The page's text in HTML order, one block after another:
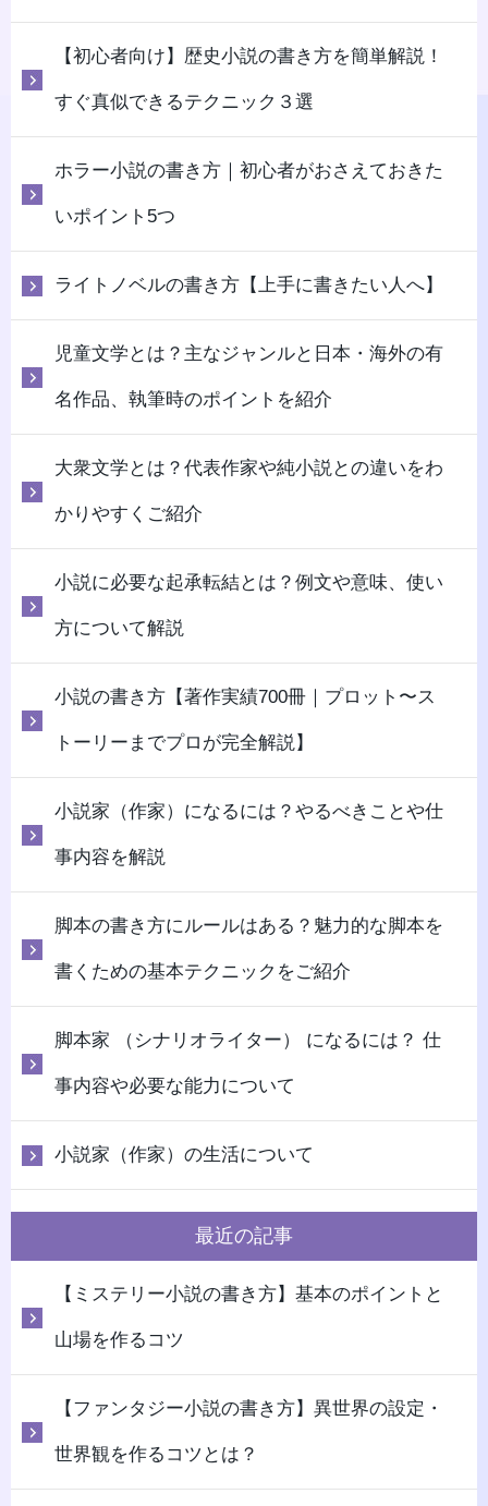
【初心者向け】歴史小説の書き方を簡単解説！
すぐ真似できるテクニック３選
ホラー小説の書き方｜初心者がおさえておきた
いポイント5つ
ライトノベルの書き方【上手に書きたい人へ】
児童文学とは？主なジャンルと日本・海外の有
名作品、執筆時のポイントを紹介
大衆文学とは？代表作家や純小説との違いをわ
かりやすくご紹介
小説に必要な起承転結とは？例文や意味、使い
方について解説
小説の書き方【著作実績700冊｜プロット〜ス
トーリーまでプロが完全解説】
小説家（作家）になるには？やるべきことや仕
事内容を解説
脚本の書き方にルールはある？魅力的な脚本を
書くための基本テクニックをご紹介
脚本家 （シナリオライター） になるには？ 仕
事内容や必要な能力について
小説家（作家）の生活について
最近の記事
【ミステリー小説の書き方】基本のポイントと
山場を作るコツ
【ファンタジー小説の書き方】異世界の設定・
世界観を作るコツとは？